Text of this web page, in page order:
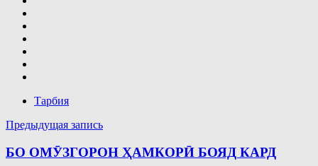
Тарбия
Навигация
по
Предыдущая запись
БО ОМӮЗГОРОН ҲАМКОРӢ БОЯД КАРД